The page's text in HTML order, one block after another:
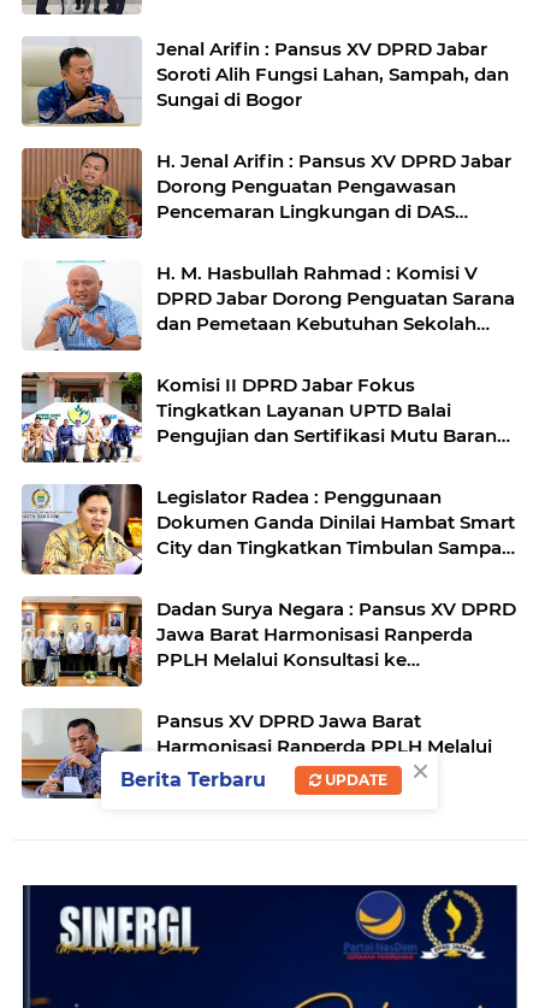
Jenal Arifin : Pansus XV DPRD Jabar
Soroti Alih Fungsi Lahan, Sampah, dan
Sungai di Bogor
H. Jenal Arifin : Pansus XV DPRD Jabar
Dorong Penguatan Pengawasan
Pencemaran Lingkungan di DAS
H. M. Hasbullah Rahmad : Komisi V
DPRD Jabar Dorong Penguatan Sarana
dan Pemetaan Kebutuhan Sekolah
Komisi II DPRD Jabar Fokus
Tingkatkan Layanan UPTD Balai
Pengujian dan Sertifikasi Mutu Barang
Legislator Radea : Penggunaan
Dokumen Ganda Dinilai Hambat Smart
City dan Tingkatkan Timbulan Sampah
Dadan Surya Negara : Pansus XV DPRD
Jawa Barat Harmonisasi Ranperda
PPLH Melalui Konsultasi ke
Pansus XV DPRD Jawa Barat
Harmonisasi Ranperda PPLH Melalui
Konsultasi ke Kementerian ×
Berita Terbaru UPDATE